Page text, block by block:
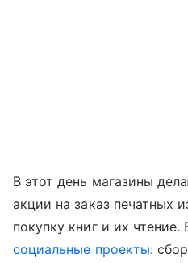
В этот день магазины
акции на заказ печатных
покупку книг и их
социальные проекты: